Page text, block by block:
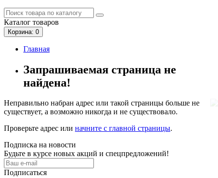
Каталог товаров
Корзина: 0
Главная
Запрашиваемая страница не
найдена!
Неправильно набран адрес или такой страницы больше не
существует, а возможно никогда и не существовало.
Проверьте адрес или начните с главной страницы.
Подписка на новости
Будьте в курсе новых акций и спецпредложений!
Подписаться